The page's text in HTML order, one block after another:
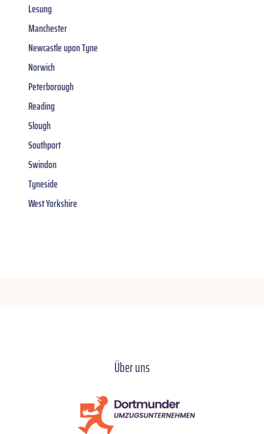
Lesung
Manchester
Newcastle upon Tyne
Norwich
Peterborough
Reading
Slough
Southport
Swindon
Tyneside
West Yorkshire
Über uns